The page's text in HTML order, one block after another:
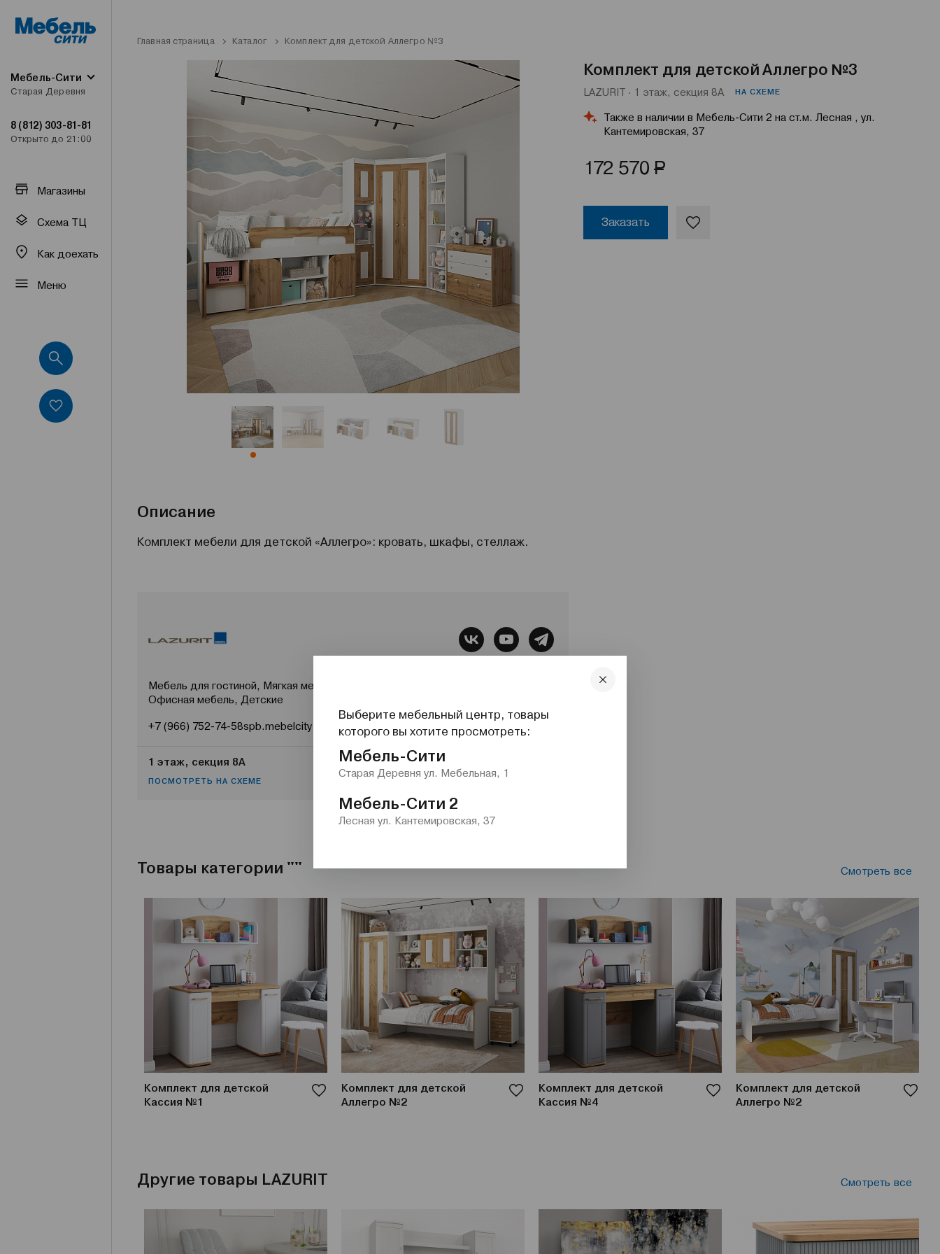
Мебель-Сити
Старая Деревня
8 (812) 303-81-81
Открыто до 21:00
Магазины
Схема ТЦ
Как доехать
Меню
Главная страница Каталог Комплект для детской Аллегро №3
Комплект для детской Аллегро №3
LAZURIT · 1 этаж, секция 8А НА СХЕМЕ
Также в наличии в Мебель-Сити 2 на ст.м. Лесная , ул.
Кантемировская, 37
172 570 Р
Заказать
Описание
Комплект мебели для детской «Аллегро»: кровать, шкафы, стеллаж.
Мебель для гостиной, Мягкая мебель, Все для сна, Системы хранения,
Офисная мебель, Детские
+7 (966) 752-74-58spb.mebelcity1-2@nw.lazurit.com lazurit.com
1 этаж, секция 8А
ПОСМОТРЕТЬ НА СХЕМЕ
Товары категории "" Смотреть все
Комплект для детской
Кассия №1
Комплект для детской
Аллегро №2
Комплект для детской
Кассия №4
Комплект для детской
Аллегро №2
Другие товары LAZURIT Смотреть все
Выберите мебельный центр, товары
которого вы хотите просмотреть:
Мебель-Сити
Старая Деревня ул. Мебельная, 1
Мебель-Сити 2
Лесная ул. Кантемировская, 37